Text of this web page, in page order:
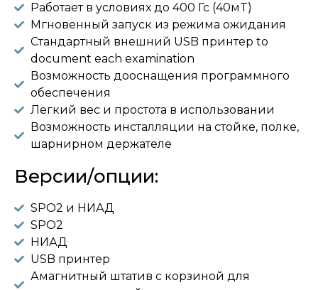
Работает в условиях до 400 Гс (40мT)
Мгновенный запуск из режима ожидания
Стандартный внешний USB принтер to
document each examination
Возможность дооснащения программного
обеспечения
Легкий вес и простота в использовании
Возможность инсталляции на стойке, полке,
шарнирном держателе
Версии/опции:
SPO2 и НИАД
SPO2
НИАД
USB принтер
Амагнитный штатив с корзиной для